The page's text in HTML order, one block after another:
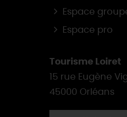
Espace
Espace pro
Tourisme Loiret
15 rue Eugène
45000 Orléans